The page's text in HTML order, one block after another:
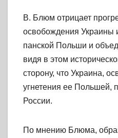
В. Блюм отрицает
освобождения Украины
панской Польши и
видя в этом
сторону, что Украина,
угнетения ее Польшей,
России.
По мнению Блюма,